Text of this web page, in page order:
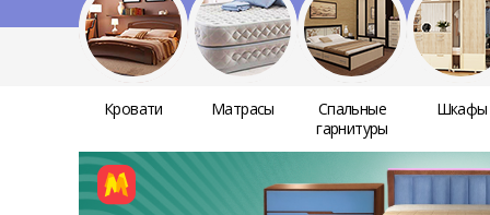
Кровати Матрасы
Спальные
гарнитуры
Шкафы